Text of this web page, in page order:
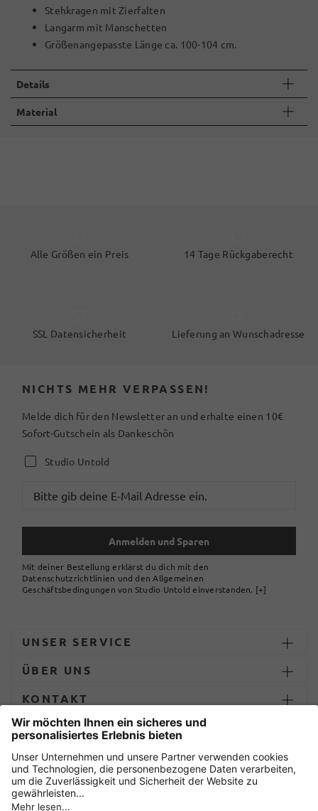
Stehkragen mit Zierfalten
Langarm mit Manschetten
Größenangepasste Länge ca. 100-104 cm.
Details
Material
Alle Größen ein Preis 14 Tage Rückgaberecht
SSL Datensicherheit Lieferung an Wunschadresse
NICHTS MEHR VERPASSEN!
Melde dich für den Newsletter an und erhalte einen 10€
Sofort-Gutschein als Dankeschön
Studio Untold
Anmelden und Sparen
Mit deiner Bestellung erklärst du dich mit den
Datenschutzrichtlinien und den Allgemeinen
Geschäftsbedingungen von Studio Untold einverstanden. [+]
UNSER SERVICE
ÜBER UNS
KONTAKT
ZAHLUNG UND LIEFERUNG
Sicher einkaufen mit